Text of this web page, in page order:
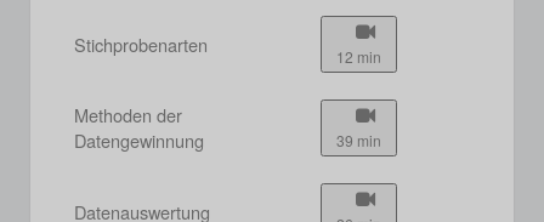
Stichprobenarten 12 min
Methoden der
Datengewinnung
39 min
Datenauswertung